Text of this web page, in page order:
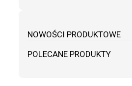
NOWOŚCI PRODUKTOWE
POLECANE PRODUKTY